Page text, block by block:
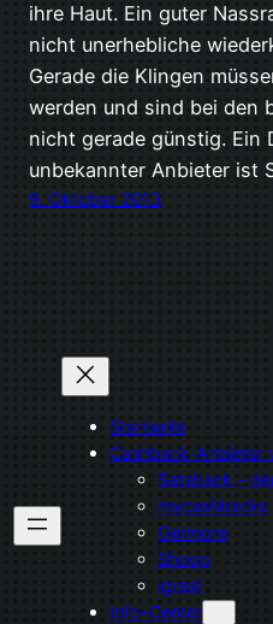
ihre Haut. Ein guter
nicht unerhebliche
Gerade die Klingen
werden und sind bei den
nicht gerade günstig. Ein
unbekannter Anbieter ist
9. Oktober 2013
Startseite
Cashback-Anbieter
Satsback –
mycashbacks
Getmore
Shoop
igraal
Info-Center